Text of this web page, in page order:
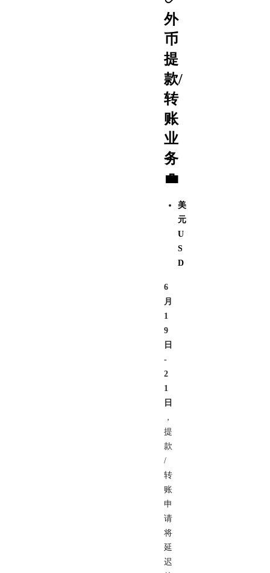
外
币
提
款/
转
账
业
务
💼
美
元
U
S
D
6
月
1
9
日
-
2
1
日
，
提
款
/
转
账
申
请
将
延
迟